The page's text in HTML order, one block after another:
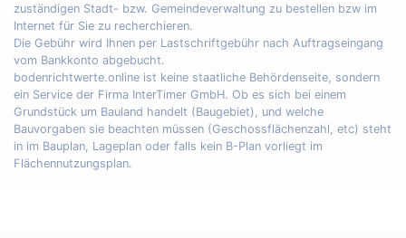
zuständigen Stadt- bzw. Gemeindeverwaltung zu bestellen bzw im
Internet für Sie zu recherchieren.
Die Gebühr wird Ihnen per Lastschriftgebühr nach Auftragseingang
vom Bankkonto abgebucht.
bodenrichtwerte.online ist keine staatliche Behördenseite, sondern
ein Service der Firma InterTimer GmbH. Ob es sich bei einem
Grundstück um Bauland handelt (Baugebiet), und welche
Bauvorgaben sie beachten müssen (Geschossflächenzahl, etc) steht
in im Bauplan, Lageplan oder falls kein B-Plan vorliegt im
Flächennutzungsplan.